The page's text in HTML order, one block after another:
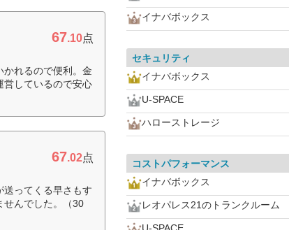
67.10点
かれるので便利。金
営しているので安心
67.02点
ってくる早さもす
せんでした。（30
イナバボックス
セキュリティ
イナバボックス
U-SPACE
ハローストレージ
コストパフォーマンス
イナバボックス
レオパレス21のトランクルーム